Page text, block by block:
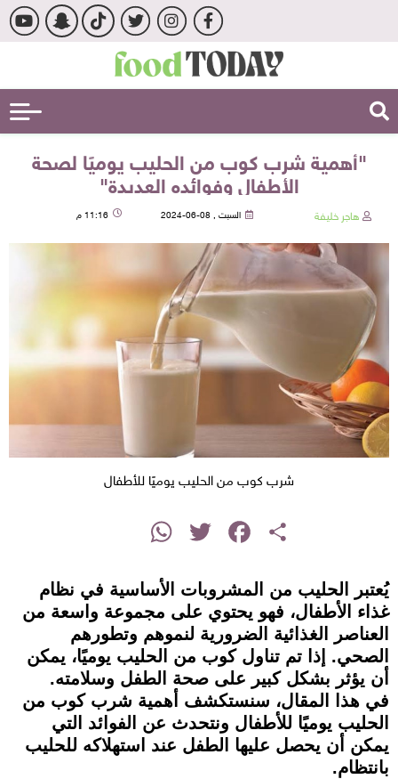
"أهمية شرب كوب من الحليب يوميًا لصحة
الأطفال وفوائده العديدة"
هاجر خليفة السبت , 08-06-2024 11:16 م
شرب كوب من الحليب يوميًا للأطفال
Share
Facebook
Twitter
WhatsApp
يُعتبر الحليب من المشروبات الأساسية في نظام
غذاء الأطفال، فهو يحتوي على مجموعة واسعة من
العناصر الغذائية الضرورية لنموهم وتطورهم
الصحي. إذا تم تناول كوب من الحليب يوميًا، يمكن
أن يؤثر بشكل كبير على صحة الطفل وسلامته.
في هذا المقال، سنستكشف أهمية شرب كوب من
الحليب يوميًا للأطفال ونتحدث عن الفوائد التي
يمكن أن يحصل عليها الطفل عند استهلاكه للحليب
بانتظام.